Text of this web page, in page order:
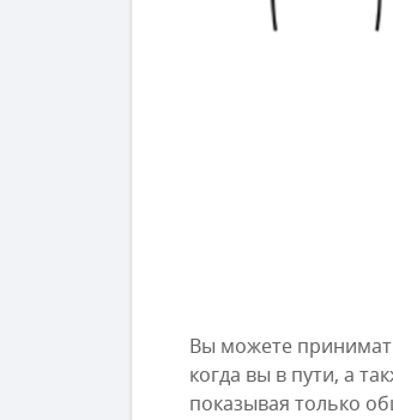
Вы можете
когда вы в пути, а
показывая только